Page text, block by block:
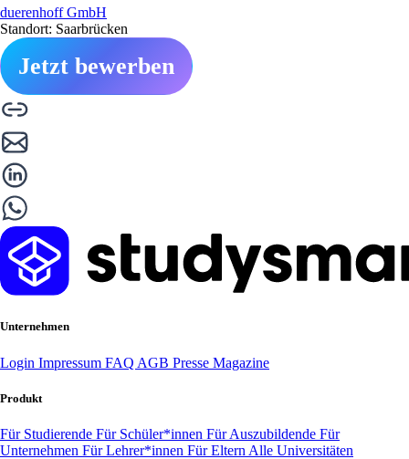
duerenhoff GmbH
Standort: Saarbrücken
Jetzt bewerben
Unternehmen
Login Impressum FAQ AGB Presse Magazine
Produkt
Für Studierende Für Schüler*innen Für Auszubildende Für
Unternehmen Für Lehrer*innen Für Eltern Alle Universitäten